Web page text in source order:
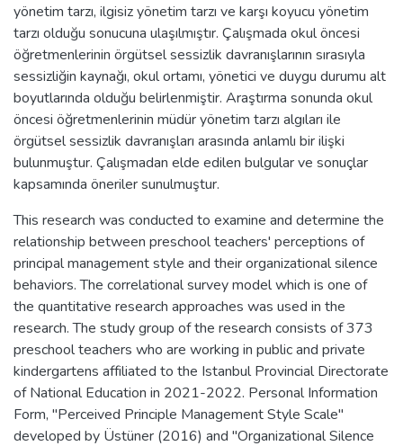
yönetim tarzı, ilgisiz yönetim tarzı ve karşı koyucu yönetim
tarzı olduğu sonucuna ulaşılmıştır. Çalışmada okul öncesi
öğretmenlerinin örgütsel sessizlik davranışlarının sırasıyla
sessizliğin kaynağı, okul ortamı, yönetici ve duygu durumu alt
boyutlarında olduğu belirlenmiştir. Araştırma sonunda okul
öncesi öğretmenlerinin müdür yönetim tarzı algıları ile
örgütsel sessizlik davranışları arasında anlamlı bir ilişki
bulunmuştur. Çalışmadan elde edilen bulgular ve sonuçlar
kapsamında öneriler sunulmuştur.
This research was conducted to examine and determine the
relationship between preschool teachers' perceptions of
principal management style and their organizational silence
behaviors. The correlational survey model which is one of
the quantitative research approaches was used in the
research. The study group of the research consists of 373
preschool teachers who are working in public and private
kindergartens affiliated to the Istanbul Provincial Directorate
of National Education in 2021-2022. Personal Information
Form, "Perceived Principle Management Style Scale"
developed by Üstüner (2016) and "Organizational Silence